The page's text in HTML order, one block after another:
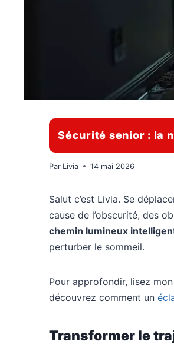
Sécurité senior : la
Par Livia 14 mai 2026
Salut c’est Livia. Se
cause de l’obscurité, des
chemin lumineux
perturber le sommeil.
Pour approfondir, lisez
découvrez comment un
Transformer le